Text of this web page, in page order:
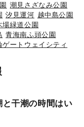
潮見さざなみ公園
汐見運河 越中島公園
場緑道公園
青海南ふ頭公園
ゲートウェイシティ
干潮の時間はい